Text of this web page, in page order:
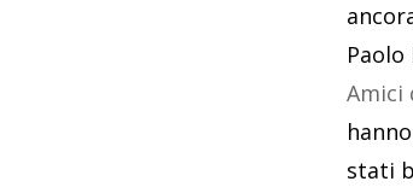
Amici
stati